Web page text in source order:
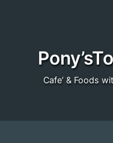
Cafe’ & Foods